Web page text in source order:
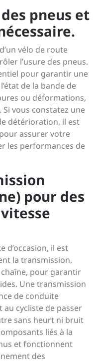
pneus et
vélo de route
l’usure des pneus.
pour garantir une
de la bande de
ou déformations,
vous constatez une
détérioration, il est
assurer votre
les performances de
pour des
d’occasion, il est
la transmission,
pour garantir
Une transmission
de conduite
cycliste de passer
sans heurt ni bruit
liés à la
et fonctionnent
des